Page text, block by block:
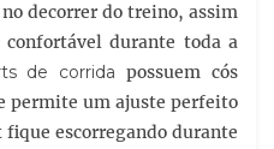
no decorrer do treino, assim
confortável durante toda a
de corrida possuem cós
permite um ajuste perfeito
fique escorregando durante